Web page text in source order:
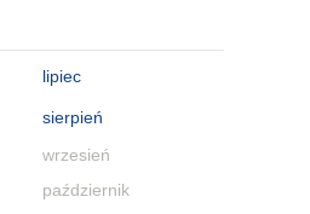
lipiec
sierpień
wrzesień
październik